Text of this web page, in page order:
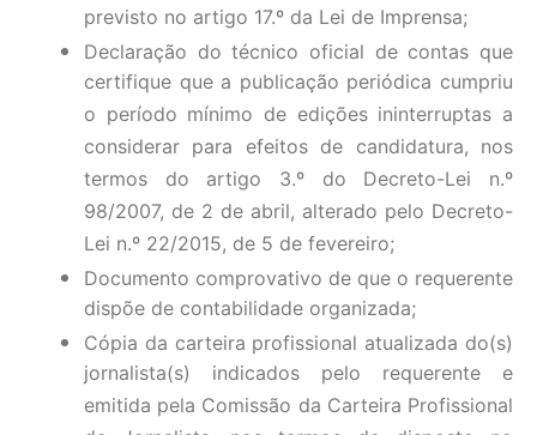
previsto no artigo 17.º da Lei de Imprensa;
Declaração do técnico oficial de contas que
certifique que a publicação periódica cumpriu
o período mínimo de edições ininterruptas a
considerar para efeitos de candidatura, nos
termos do artigo 3.º do Decreto-Lei n.º
98/2007, de 2 de abril, alterado pelo Decreto-
Lei n.º 22/2015, de 5 de fevereiro;
Documento comprovativo de que o requerente
dispõe de contabilidade organizada;
Cópia da carteira profissional atualizada do(s)
jornalista(s) indicados pelo requerente e
emitida pela Comissão da Carteira Profissional